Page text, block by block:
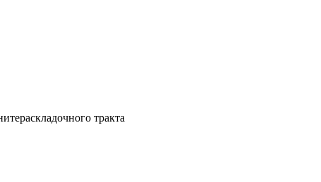
тракта